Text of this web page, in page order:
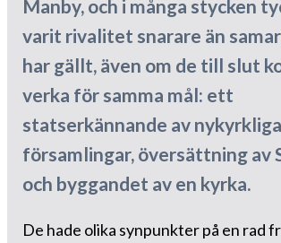
Manby, och i många stycken
varit rivalitet snarare än
har gällt, även om de till slut
verka för samma mål: ett
statserkännande av nykyrkliga
församlingar, översättning av
och byggandet av en kyrka.
De hade olika synpunkter på en rad